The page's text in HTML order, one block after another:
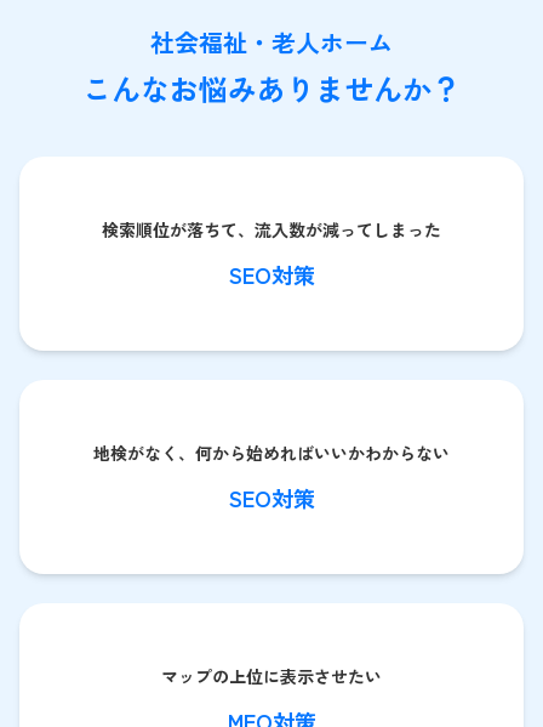
社会福祉・老人ホーム
こんなお悩みありませんか？
検索順位が落ちて、流入数が減ってしまった
SEO対策
地検がなく、何から始めればいいかわからない
SEO対策
マップの上位に表示させたい